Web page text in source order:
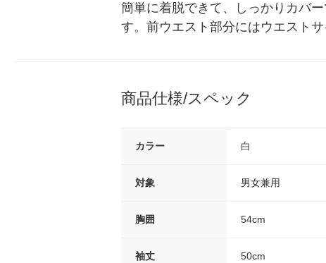
簡単に着脱できて、しっかりカバ
す。前ウエスト部分にはウエスト
商品仕様/スペック
カラー 白
対象 男女兼用
胸囲 54cm
袖丈 50cm